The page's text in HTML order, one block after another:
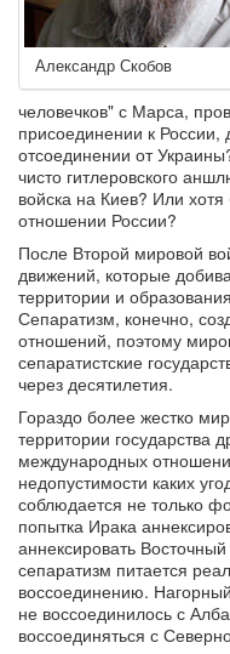
Александр Скобов
человечков" с Марса,
присоединении к
отсоединении от
чисто гитлеровского
войска на Киев? Или
отношении России?
После Второй мировой
движений, которые
территории и
Сепаратизм, конечно,
отношений, поэтому
сепаратистские
через десятилетия.
Гораздо более жестко
территории государства
международных
недопустимости каких
соблюдается не только
попытка Ирака
аннексировать
сепаратизм питается
воссоединению.
не воссоединилось с
воссоединяться с